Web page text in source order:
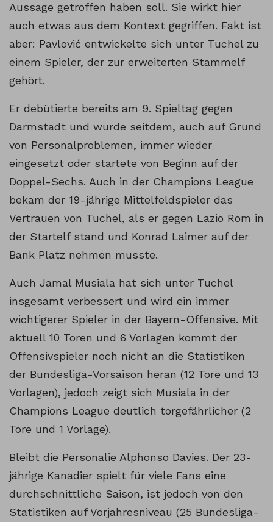
Aussage getroffen haben soll. Sie wirkt hier
auch etwas aus dem Kontext gegriffen. Fakt ist
aber: Pavlović entwickelte sich unter Tuchel zu
einem Spieler, der zur erweiterten Stammelf
gehört.
Er debütierte bereits am 9. Spieltag gegen
Darmstadt und wurde seitdem, auch auf Grund
von Personalproblemen, immer wieder
eingesetzt oder startete von Beginn auf der
Doppel-Sechs. Auch in der Champions League
bekam der 19-jährige Mittelfeldspieler das
Vertrauen von Tuchel, als er gegen Lazio Rom in
der Startelf stand und Konrad Laimer auf der
Bank Platz nehmen musste.
Auch Jamal Musiala hat sich unter Tuchel
insgesamt verbessert und wird ein immer
wichtigerer Spieler in der Bayern-Offensive. Mit
aktuell 10 Toren und 6 Vorlagen kommt der
Offensivspieler noch nicht an die Statistiken
der Bundesliga-Vorsaison heran (12 Tore und 13
Vorlagen), jedoch zeigt sich Musiala in der
Champions League deutlich torgefährlicher (2
Tore und 1 Vorlage).
Bleibt die Personalie Alphonso Davies. Der 23-
jährige Kanadier spielt für viele Fans eine
durchschnittliche Saison, ist jedoch von den
Statistiken auf Vorjahresniveau (25 Bundesliga-